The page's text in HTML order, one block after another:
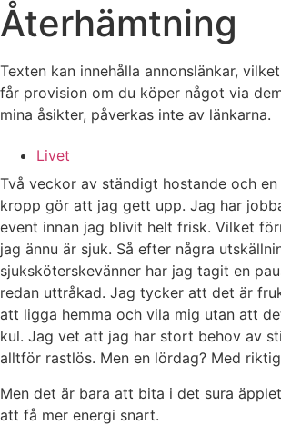
Återhämtning
Texten kan innehålla annonslänkar,
får provision om du köper något via
mina åsikter, påverkas inte av länkarna.
Livet
Två veckor av ständigt hostande och
kropp gör att jag gett upp. Jag har
event innan jag blivit helt frisk. Vilket
jag ännu är sjuk. Så efter några
sjuksköterskevänner har jag tagit en
redan uttråkad. Jag tycker att det är
att ligga hemma och vila mig utan att
kul. Jag vet att jag har stort behov av
alltför rastlös. Men en lördag? Med
Men det är bara att bita i det sura
att få mer energi snart.